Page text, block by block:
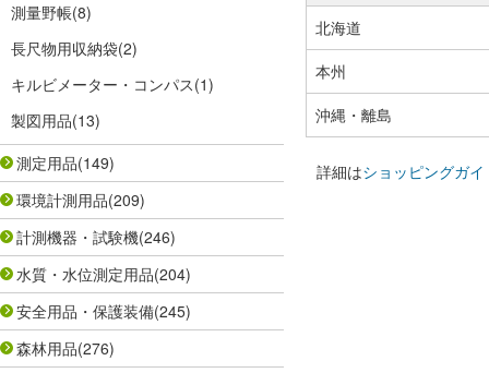
測量野帳(8)
長尺物用収納袋(2)
キルビメーター・コンパス(1)
製図用品(13)
測定用品(149)
環境計測用品(209)
計測機器・試験機(246)
水質・水位測定用品(204)
安全用品・保護装備(245)
森林用品(276)
北海道
本州
沖縄・離島
詳細はショッピングガイ